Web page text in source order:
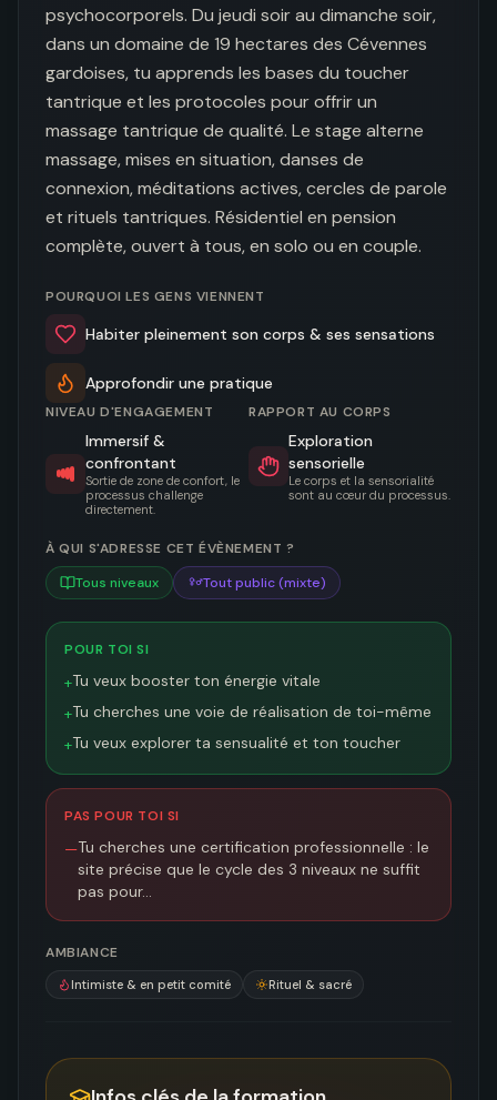
psychocorporels. Du jeudi soir au dimanche soir,
dans un domaine de 19 hectares des Cévennes
gardoises, tu apprends les bases du toucher
tantrique et les protocoles pour offrir un
massage tantrique de qualité. Le stage alterne
massage, mises en situation, danses de
connexion, méditations actives, cercles de parole
et rituels tantriques. Résidentiel en pension
complète, ouvert à tous, en solo ou en couple.
POURQUOI LES GENS VIENNENT
Habiter pleinement son corps & ses sensations
Approfondir une pratique
NIVEAU D'ENGAGEMENT
Immersif &
confrontant
Sortie de zone de confort, le
processus challenge
directement.
RAPPORT AU CORPS
Exploration
sensorielle
Le corps et la sensorialité
sont au cœur du processus.
À QUI S'ADRESSE CET ÉVÈNEMENT ?
Tous niveaux
Tout public (mixte)
POUR TOI SI
+Tu veux booster ton énergie vitale
+Tu cherches une voie de réalisation de toi-même
+Tu veux explorer ta sensualité et ton toucher
PAS POUR TOI SI
—Tu cherches une certification professionnelle : le
site précise que le cycle des 3 niveaux ne suffit
pas pour…
AMBIANCE
Intimiste & en petit comité Rituel & sacré